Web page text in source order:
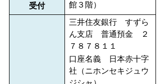
受付
館３階）
三井住友銀行 すずら
ん支店 普通預金 ２
７８７８１１
口座名義 日本赤十字
社（ニホンセキジュウ